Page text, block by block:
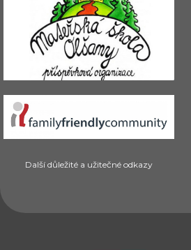
Další důležité a užitečné odkazy